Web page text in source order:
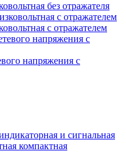
без отражателя
с отражателем
напряжения с
и сигнальная